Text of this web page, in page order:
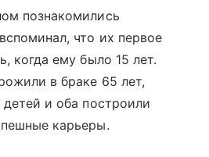
познакомились
что их первое
когда ему было 15 лет.
в браке 65 лет,
и оба построили
карьеры.